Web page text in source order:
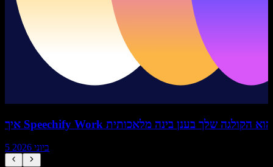
איך Speechify Work הוא הקולגה שלך בענן בינה מלאכותית
5 ביוני 2026